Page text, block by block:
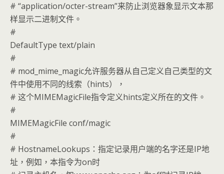
# “application/octer-stream”来防止浏览器象显示文本那
样显示二进制文件。
#
DefaultType text/plain
#
# mod_mime_magic允许服务器从自己定义自己类型的文
件中使用不同的线索（hints），
# 这个MIMEMagicFile指令定义hints定义所在的文件。
#
MIMEMagicFile conf/magic
#
# HostnameLookups：指定记录用户端的名字还是IP地
址，例如，本指令为on时